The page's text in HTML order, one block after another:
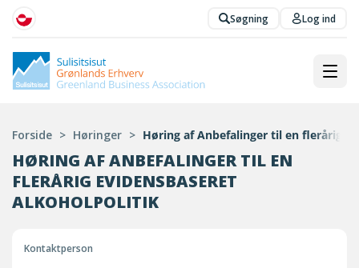
Søgning Log ind
Forside > Høringer > Høring af Anbefalinger til en flerårig
HØRING AF ANBEFALINGER TIL EN
FLERÅRIG EVIDENSBASERET
ALKOHOLPOLITIK
Kontaktperson